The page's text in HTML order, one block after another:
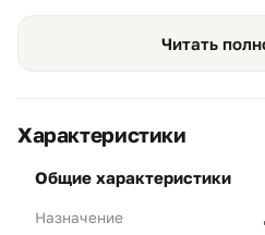
регулярной печати
используется механический
Читать
Характеристики
общие характеристики
Назначение